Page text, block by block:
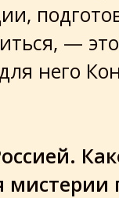
— это
него
мистерии